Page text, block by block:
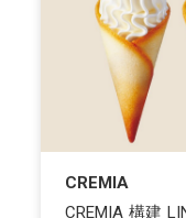
CREMIA
CREMIA 構建